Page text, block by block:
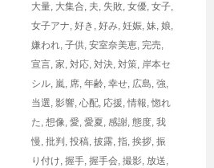
大量, 大集合, 夫, 失敗, 女優, 女子,
女子アナ, 好き , 好み, 妊娠, 妹, 娘,
嫌われ, 子供, 安室奈美恵, 完売,
宣言, 家, 対応, 対決, 対策, 岸本セ
シル, 嵐, 席, 年齢, 幸せ, 広島, 強,
当選, 影響, 心配, 応援, 情報, 惚れ
た, 想像, 愛, 愛夏, 感謝, 態度, 我
慢, 批判 , 投稿, 披露, 指, 挨拶, 振
り付け, 握手, 握手会, 撮影, 放送,